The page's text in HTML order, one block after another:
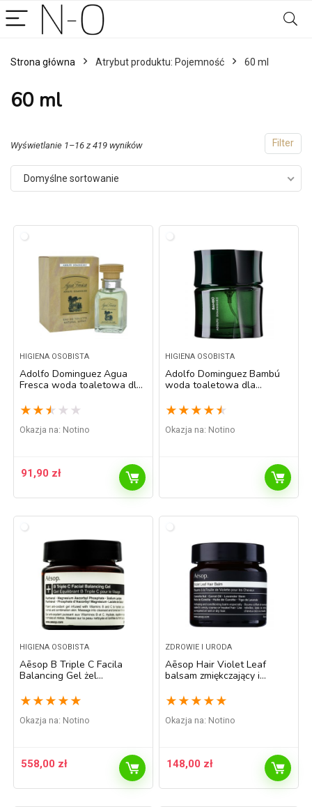
Strona główna Atrybut produktu: Pojemność 60 ml
60 ml
Filter
Wyświetlanie 1–16 z 419 wyników
Domyślne sortowanie
HIGIENA OSOBISTA
Adolfo Dominguez Agua
Fresca woda toaletowa dla
★ ★ ★ ★ ★
Okazja na: Notino
91,90 zł
HIGIENA OSOBISTA
Adolfo Dominguez Bambú
woda toaletowa dla
★ ★ ★ ★ ★
Okazja na: Notino
HIGIENA OSOBISTA
Aēsop B Triple C Facila
Balancing Gel żel
witaminami 60 ml
★ ★ ★ ★ ★
Okazja na: Notino
558,00 zł
ZDROWIE I URODA
Aēsop Hair Violet Leaf
balsam zmiękczający i
nieposłusznych i puszących
się 60 ml
★ ★ ★ ★ ★
Okazja na: Notino
148,00 zł